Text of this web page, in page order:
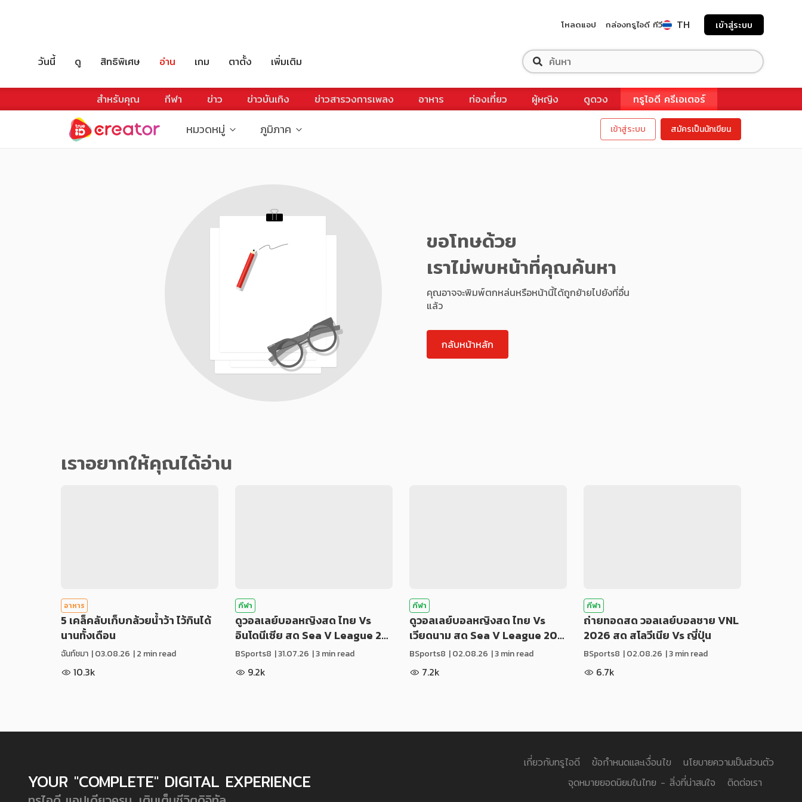
โหลดแอป กล่องทรูไอดี ทีวี TH เข้าสู่ระบบ
วันนี้ ดู สิทธิพิเศษ อ่าน เกม ตาตั้ง เพิ่มเติม
สำหรับคุณ กีฬา ข่าว ข่าวบันเทิง ข่าวสารวงการเพลง อาหาร ท่องเที่ยว ผู้หญิง ดูดวง ทรูไอดี ครีเอเตอร์
หมวดหมู่ ภูมิภาค เข้าสู่ระบบ สมัครเป็นนักเขียน
ขอโทษด้วย
เราไม่พบหน้าที่คุณค้นหา
คุณอาจจะพิมพ์ตกหล่นหรือหน้านี้ได้ถูกย้ายไปยังที่อื่น
แล้ว
กลับหน้าหลัก
เราอยากให้คุณได้อ่าน
อาหาร
5 เคล็คลับเก็บกล้วยน้ำว้า ไว้กินได้
นานทั้งเดือน
ฉันท์ชมา |03.08.26 | 2 min read
10.3k
กีฬา
ดูวอลเลย์บอลหญิงสด ไทย Vs
อินโดนีเซีย สด Sea V League 2…
BSports8 |31.07.26 | 3 min read
9.2k
กีฬา
ดูวอลเลย์บอลหญิงสด ไทย Vs
เวียดนาม สด Sea V League 20…
BSports8 |02.08.26 | 3 min read
7.2k
กีฬา
ถ่ายทอดสด วอลเลย์บอลชาย VNL
2026 สด สโลวีเนีย Vs ญี่ปุ่น
BSports8 |02.08.26 | 3 min read
6.7k
YOUR "COMPLETE" DIGITAL EXPERIENCE
เกี่ยวกับทรูไอดี ข้อกำหนดและเงื่อนไข
นโยบายความเป็นส่วนตัว
จุดหมายยอดนิยมในไทย - สิ่งที่น่าสนใจ
ติดต่อเรา